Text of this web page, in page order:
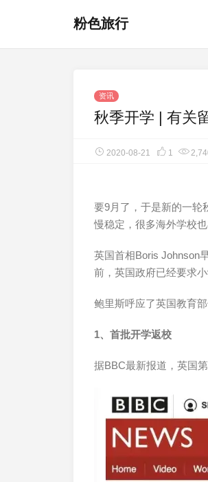
粉色旅行
资讯
秋季开学 | 有关
2020-08-21 1
要9月了，于是新的一轮
慢稳定，很多海外学校也
英国首相Boris Johnson
前，英国政府已经要求
鲍里斯呼应了英国教育
1、首批开学返校
据BBC最新报道，英国